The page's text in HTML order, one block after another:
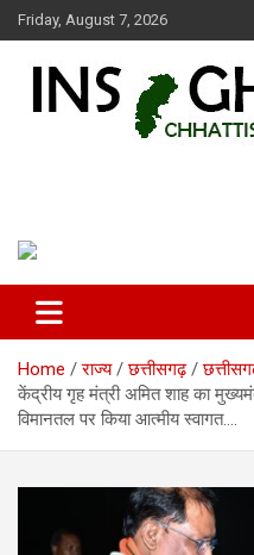
Skip
to
Friday, August 7, 2026
Home राज्य छत्तीसगढ़
केंद्रीय गृह मंत्री अमित शाह का
विमानतल पर किया आत्मीय स्वागत….